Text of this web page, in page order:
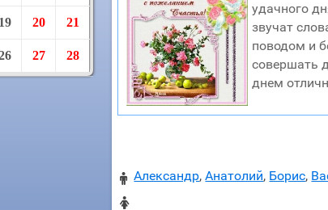
19 20 21
27 28
удачного
звучат
поводом и
совершать
днем
 Александр,Анатолий, Борис,
